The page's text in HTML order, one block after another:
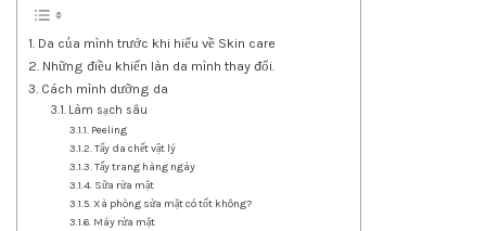
Da của mình trước khi hiểu về Skin care
Những điều khiến làn da mình thay đổi.
Cách mình dưỡng da
Làm sạch sâu
Peeling
Tẩy da chết vật lý
Tẩy trang hàng ngày
Sữa rửa mặt
Xà phòng sửa mặt có tốt không?
Máy rửa mặt